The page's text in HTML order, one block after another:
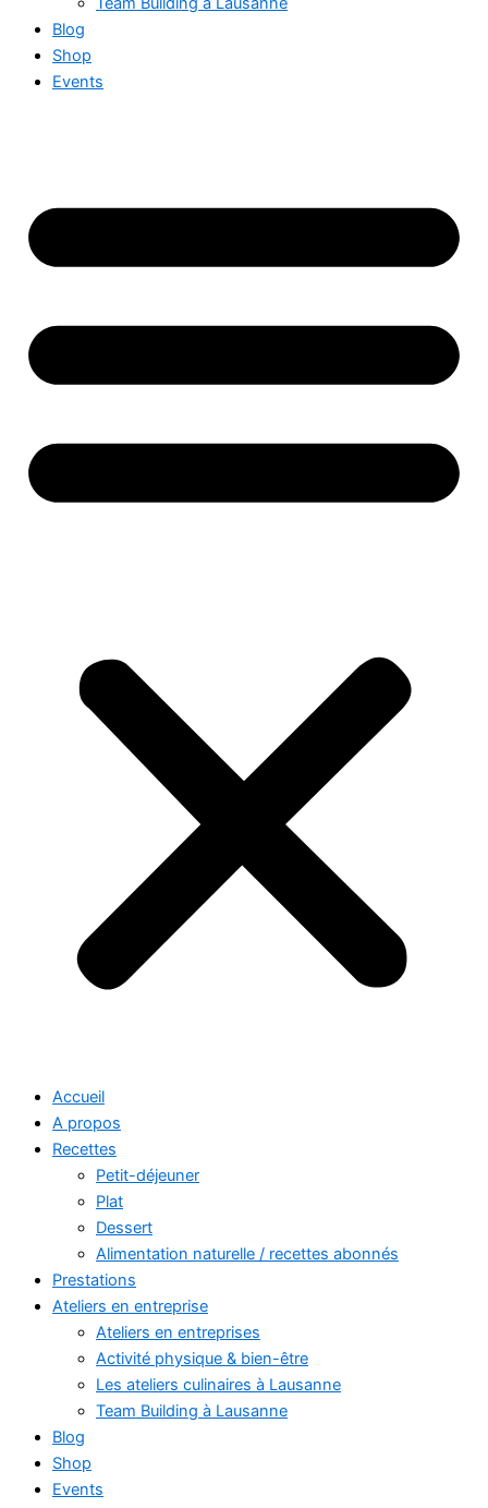
Blog
Shop
Events
Accueil
A propos
Recettes
Petit-déjeuner
Plat
Dessert
Alimentation naturelle / recettes abonnés
Prestations
Ateliers en entreprise
Ateliers en entreprises
Activité physique & bien-être
Les ateliers culinaires à Lausanne
Team Building à Lausanne
Blog
Shop
Events